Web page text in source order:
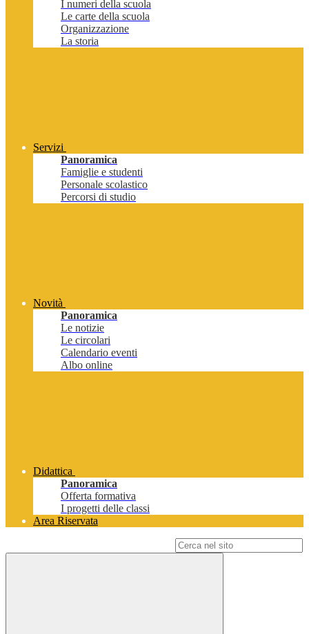
I numeri della scuola
Le carte della scuola
Organizzazione
La storia
Servizi
Panoramica
Famiglie e studenti
Personale scolastico
Percorsi di studio
Novità
Panoramica
Le notizie
Le circolari
Calendario eventi
Albo online
Didattica
Panoramica
Offerta formativa
I progetti delle classi
Area Riservata